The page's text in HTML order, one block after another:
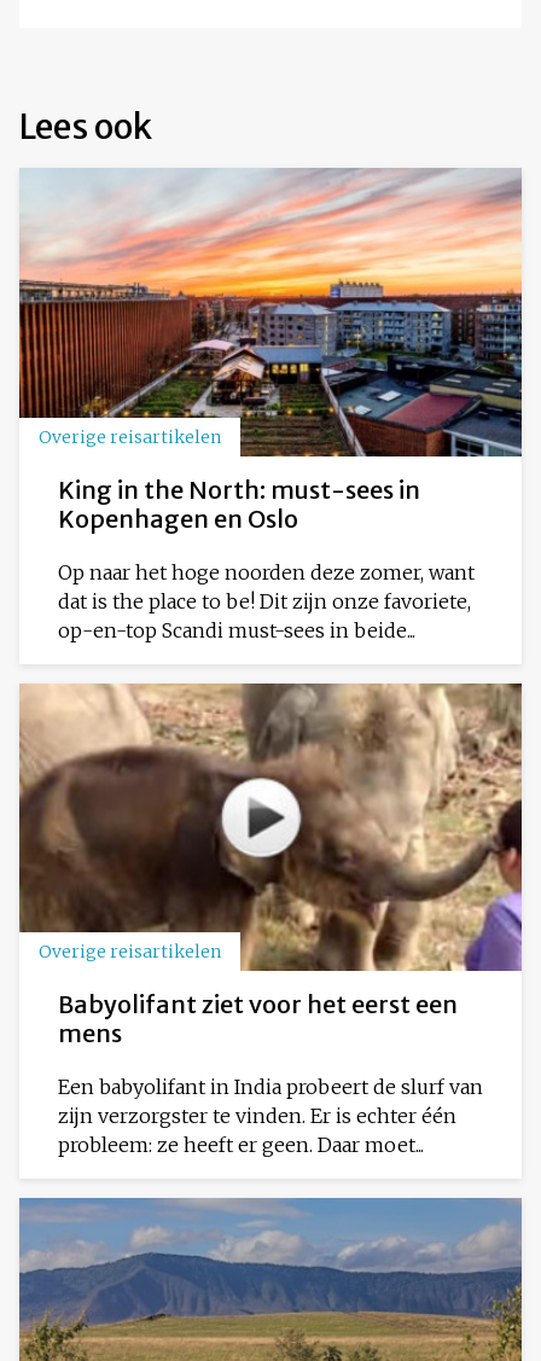
Lees ook
Overige reisartikelen
King in the North: must-sees in
Kopenhagen en Oslo
Op naar het hoge noorden deze zomer, want
dat is the place to be! Dit zijn onze favoriete,
op-en-top Scandi must-sees in beide...
Overige reisartikelen
Babyolifant ziet voor het eerst een
mens
Een babyolifant in India probeert de slurf van
zijn verzorgster te vinden. Er is echter één
probleem: ze heeft er geen. Daar moet...